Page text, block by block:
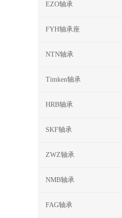
EZO轴承
FYH轴承座
NTN轴承
Timken轴承
HRB轴承
SKF轴承
ZWZ轴承
NMB轴承
FAG轴承